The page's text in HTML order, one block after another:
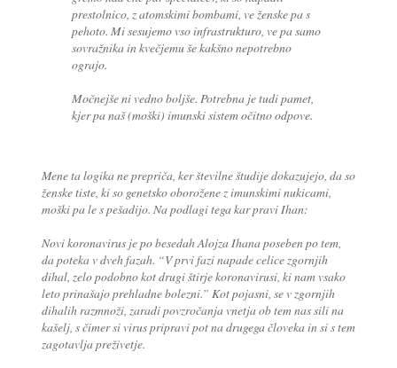
prestolnico, z atomskimi bombami, ve ženske pa s
pehoto. Mi sesujemo vso infrastrukturo, ve pa samo
sovražnika in kvečjemu še kakšno nepotrebno
ograjo.
Močnejše ni vedno boljše. Potrebna je tudi pamet,
kjer pa naš (moški) imunski sistem očitno odpove.
Mene ta logika ne prepriča, ker številne študije dokazujejo, da so
ženske tiste, ki so genetsko oborožene z imunskimi nukicami,
moški pa le s pešadijo. Na podlagi tega kar pravi Ihan:
Novi koronavirus je po besedah Alojza Ihana poseben po tem,
da poteka v dveh fazah. “V prvi fazi napade celice zgornjih
dihal, zelo podobno kot drugi štirje koronavirusi, ki nam vsako
leto prinašajo prehladne bolezni.” Kot pojasni, se v zgornjih
dihalih razmnoži, zaradi povzročanja vnetja ob tem nas sili na
kašelj, s čimer si virus pripravi pot na drugega človeka in si s tem
zagotavlja preživetje.